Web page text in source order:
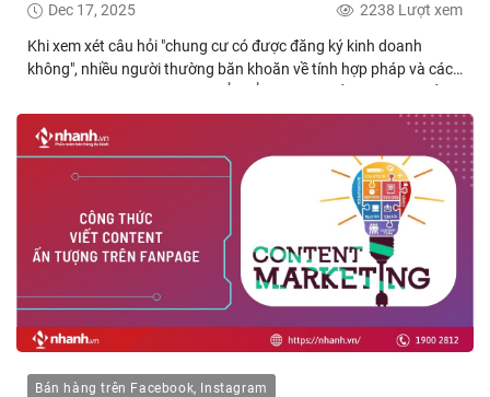
Dec 17, 2025 2238 Lượt xem
Khi xem xét câu hỏi "chung cư có được đăng ký kinh doanh
không", nhiều người thường băn khoăn về tính hợp pháp và các
thành cơ sở kinh doanh không phải lúc nào cũng đơn giản, đòi
hỏi phải tuân thủ nghiêm ngặt các quy định pháp luật. Để giúp
bạn hiểu rõ hơn về vấn đề này, EcomTax sẽ giải đáp chi tiết về
khả năng và điều kiện đăng ký kinh doanh tại chung cư ngay sau
Bán hàng trên Facebook, Instagram